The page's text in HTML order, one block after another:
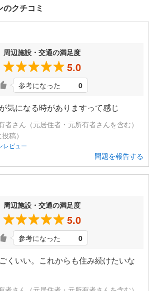
クチコミ
周辺施設・交通の満足度
5.0
参考になった 0
気になる時がありますって感じ
者さん（元居住者・元所有者さんを含む）
稿）
レビュー
問題を報告する
周辺施設・交通の満足度
5.0
参考になった 0
くいい。これからも住み続けたいな